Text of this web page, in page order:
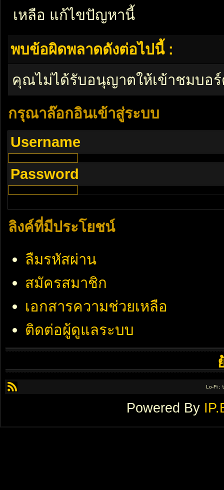
เหลือ แก้ไขปัญหานี้
พบข้อผิดพลาดดังต่อไปนี้ :
คุณไม่ได้รับอนุญาตให้เข้าชมบอ
กรุณาล๊อกอินเข้าสู่ระบบ
Username
Password
ลิงค์ที่มีประโยชน์
ลืมรหัสผ่าน
สมัครสมาชิก
เอกสารความช่วยเหลือ
ติดต่อผู้ดูแลระบบ
Lo-Fi ;
Powered By